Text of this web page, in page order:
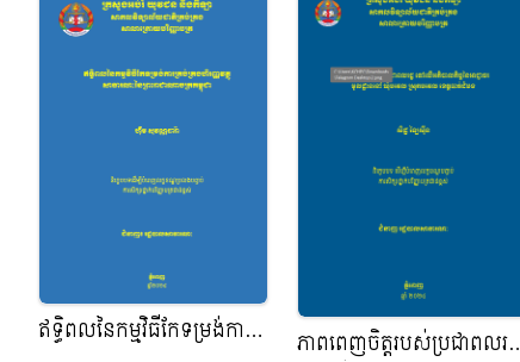
ឥទ្ធិពលនៃកម្មវិធីកែទម្រង់ការ
ភាពពេញចិត្តរបស់ប្រជាពលរដ្ធ